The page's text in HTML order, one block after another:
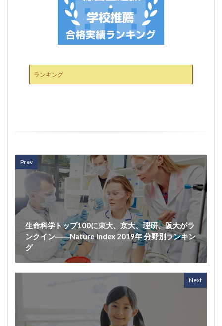
ランキング
Prev
生命科学トップ100に東大、京大、理研、阪大がラ
ンクイン――Nature Index 2019年 分野別ランキン
グ
Next